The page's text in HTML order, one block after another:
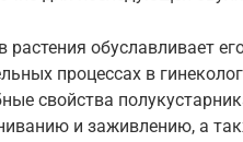
растения обуславливает
процессах в
свойства
и заживлению, а